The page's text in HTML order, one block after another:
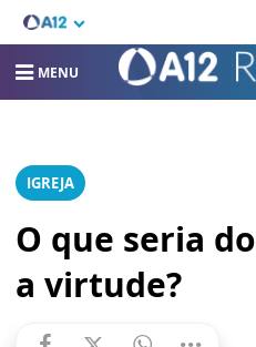
MENU
IGREJA
O que seria
a virtude?